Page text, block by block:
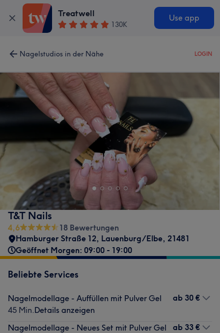
Treatwell
130K
Use app
Nagelstudios in der Nähe LOGIN
T&T Nails
4,6
18 Bewertungen
Hamburger Straße 12, Lauenburg/Elbe, 21481
Geöffnet Morgen: 09:00 - 19:00
Beliebte Services
Nagelmodellage - Auffüllen mit Pulver Gel
45 Min.Details anzeigen
ab 30 €
Nagelmodellage - Neues Set mit Pulver Gel
ab 33 €